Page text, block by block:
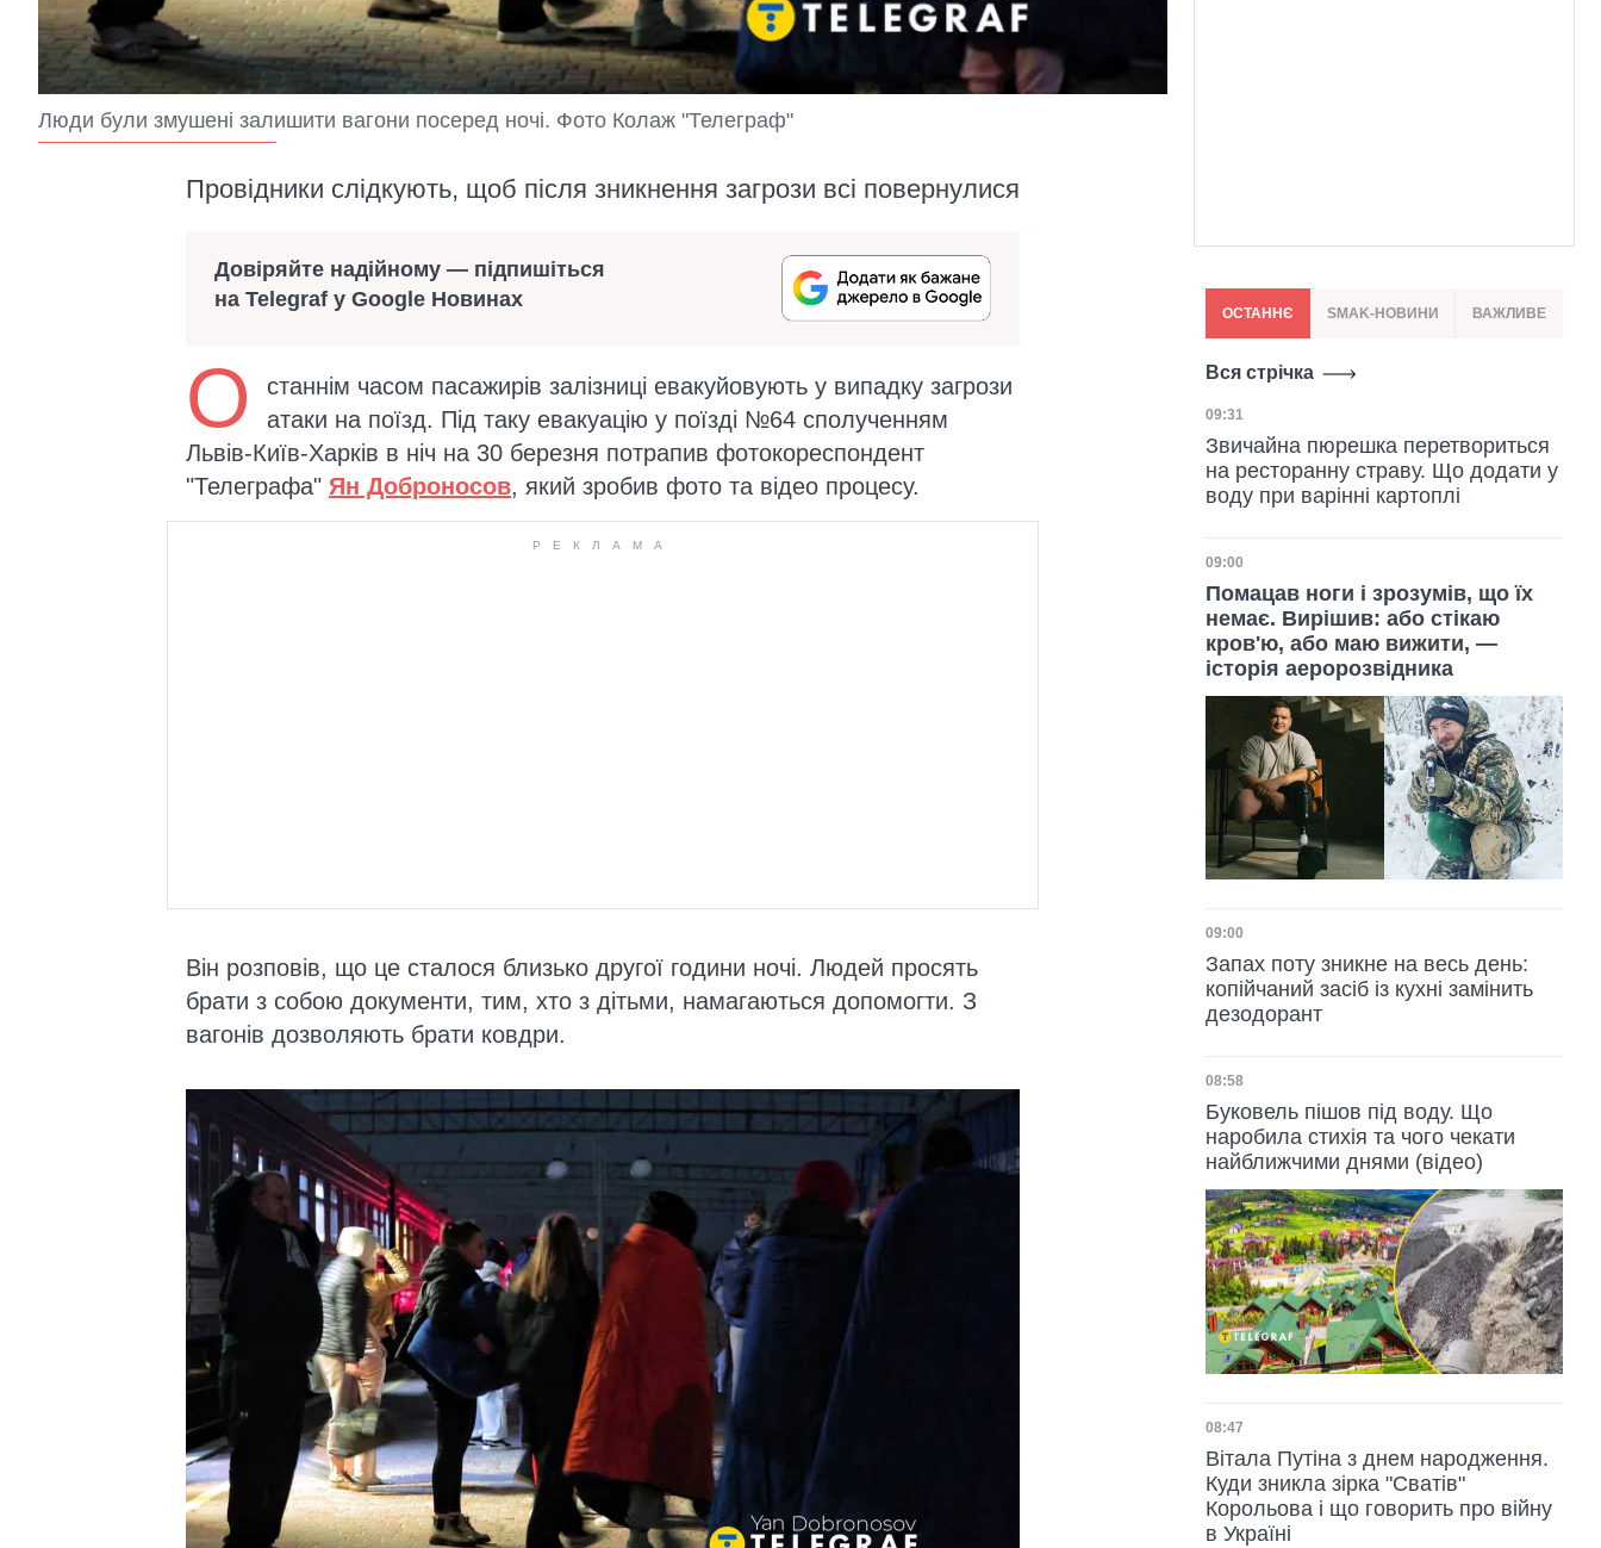
Люди були змушені залишити вагони посеред ночі. Фото Колаж "Телеграф"
Провідники слідкують, щоб після зникнення загрози всі повернулися
Довіряйте надійному — підпишіться
на Telegraf у Google Новинах
О
станнім часом пасажирів залізниці евакуйовують у випадку загрози
атаки на поїзд. Під таку евакуацію у поїзді №64 сполученням
Львів-Київ-Харків в ніч на 30 березня потрапив фотокореспондент
"Телеграфа" Ян Доброносов, який зробив фото та відео процесу.
Він розповів, що це сталося близько другої години ночі. Людей просять
брати з собою документи, тим, хто з дітьми, намагаються допомогти. З
вагонів дозволяють брати ковдри.
ОСТАННЄ SMAK-НОВИНИ ВАЖЛИВЕ
Вся стрічка
Дата публікації
09:31
Звичайна пюрешка перетвориться
на ресторанну страву. Що додати у
воду при варінні картоплі
Дата публікації
09:00
Помацав ноги і зрозумів, що їх
немає. Вирішив: або стікаю
кров'ю, або маю вижити, —
історія аеророзвідника
Дата публікації
09:00
Запах поту зникне на весь день:
копійчаний засіб із кухні замінить
дезодорант
Дата публікації
08:58
Буковель пішов під воду. Що
наробила стихія та чого чекати
найближчими днями (відео)
Дата публікації
08:47
Вітала Путіна з днем народження.
Куди зникла зірка "Сватів"
Корольова і що говорить про війну
в Україні